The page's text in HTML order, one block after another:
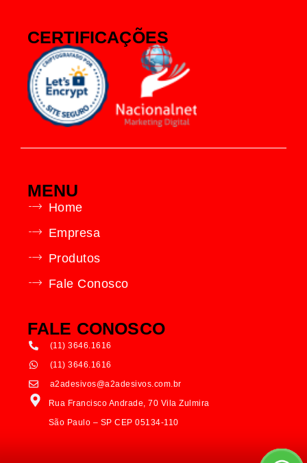
CERTIFICAÇÕES
MENU
Home
Empresa
Produtos
Fale Conosco
FALE CONOSCO
(11) 3646.1616
(11) 3646.1616
a2adesivos@a2adesivos.com.br
Rua Francisco Andrade, 70 Vila Zulmira
São Paulo – SP CEP 05134-110